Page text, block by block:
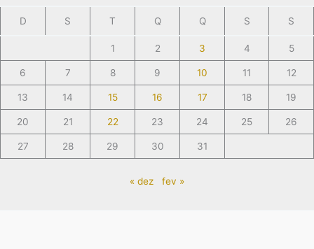
D S T Q Q S S
1 2 3 4 5
6 7 8 9 10 11 12
13 14 15 16 17 18 19
20 21 22 23 24 25 26
27 28 29 30 31
« dez fev »